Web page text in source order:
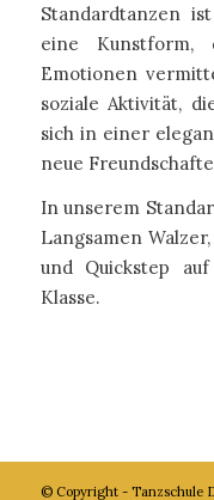
Standardtanzen
eine Kunstform,
Emotionen
soziale Aktivität,
sich in einer
neue
In unserem
Langsamen
und Quickstep
Klasse.
© Copyright - Tanzschule